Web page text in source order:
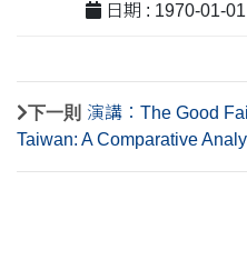
日期 : 1970-01-01
下一則 演講：The Good
Taiwan: A Comparative